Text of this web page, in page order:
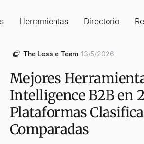
Herramientas Directorio
The Lessie Team 13/5/2026
Mejores
Intelligence B2B en
Plataformas
Comparadas